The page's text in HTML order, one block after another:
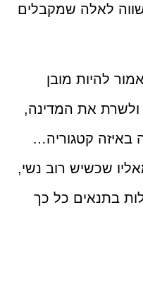
לאלה שמקבלים
להיות מובן
ולשרת את המדינה,
באיזה קטגוריה…
שכשיש רוב נשי,
בתנאים כל כך